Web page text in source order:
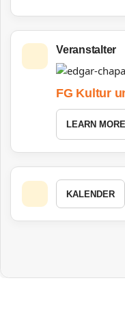
Veranstalter
FG Kultur
LEARN MORE
KALENDER